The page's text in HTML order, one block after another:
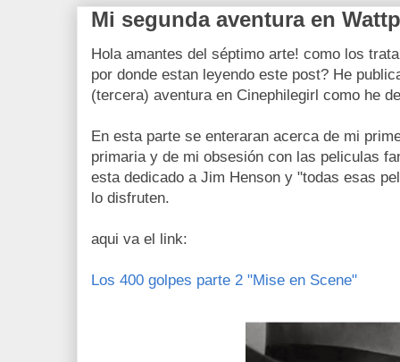
Mi segunda aventura en
Hola amantes del séptimo arte! como los
por donde estan leyendo este post? He
(tercera) aventura en Cinephilegirl como he
En esta parte se enteraran acerca de mi
primaria y de mi obsesión con las peliculas
esta dedicado a Jim Henson y "todas esas
lo disfruten.
aqui va el link:
Los 400 golpes parte 2 "Mise en Scene"